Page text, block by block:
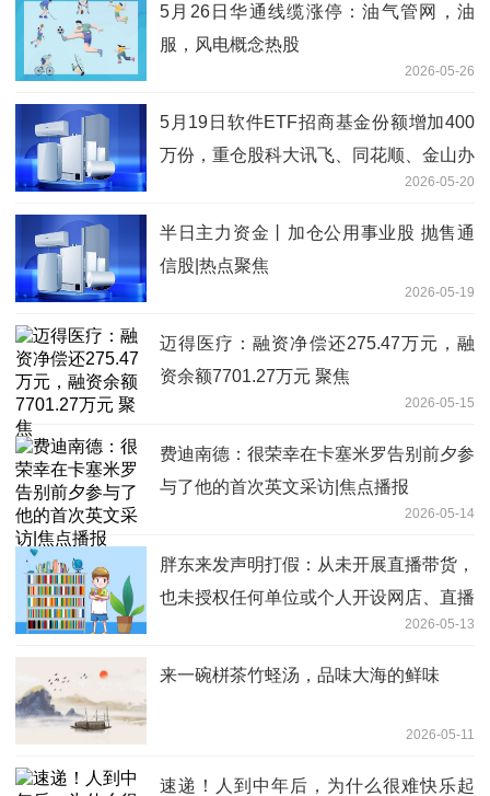
5月26日华通线缆涨停：油气管网，油
服，风电概念热股
2026-05-26
5月19日软件ETF招商基金份额增加400
万份，重仓股科大讯飞、同花顺、金山办
2026-05-20
半日主力资金丨加仓公用事业股 抛售通
信股|热点聚焦
2026-05-19
迈得医疗：融资净偿还275.47万元，融
资余额7701.27万元 聚焦
2026-05-15
费迪南德：很荣幸在卡塞米罗告别前夕参
与了他的首次英文采访|焦点播报
2026-05-14
胖东来发声明打假：从未开展直播带货，
也未授权任何单位或个人开设网店、直播
2026-05-13
来一碗栟茶竹蛏汤，品味大海的鲜味
2026-05-11
速递！人到中年后，为什么很难快乐起